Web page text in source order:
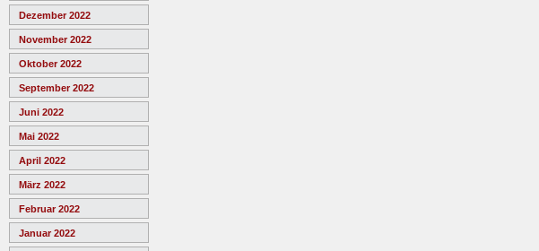
Dezember 2022
November 2022
Oktober 2022
September 2022
Juni 2022
Mai 2022
April 2022
März 2022
Februar 2022
Januar 2022